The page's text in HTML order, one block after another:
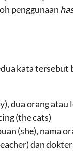
penggunaan
kata tersebut
dua orang
(the cats)
(she), nama
dan